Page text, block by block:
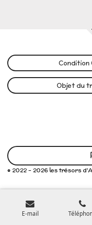
Condition
Objet du
© 2022 - 2026 les trésors
E-mail